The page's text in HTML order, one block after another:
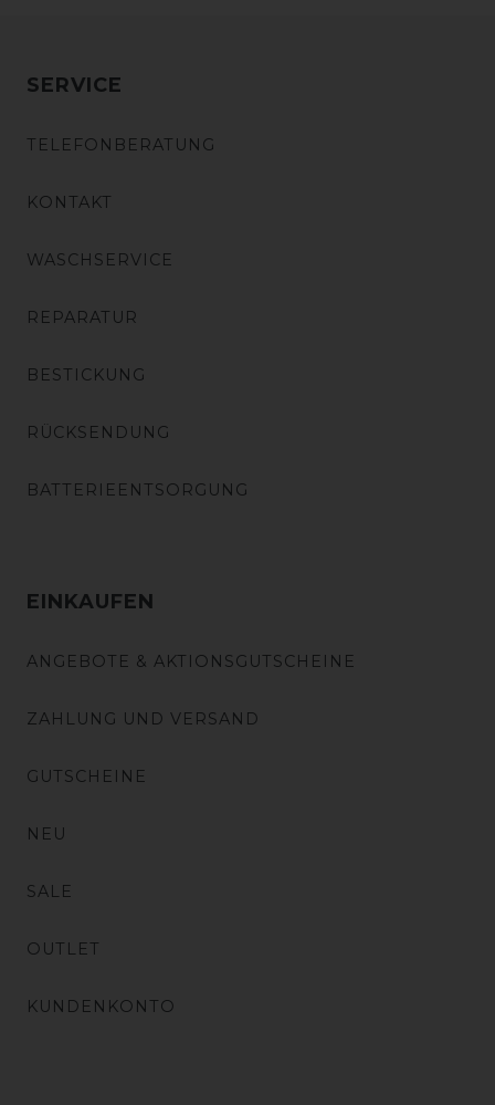
SERVICE
TELEFONBERATUNG
KONTAKT
WASCHSERVICE
REPARATUR
BESTICKUNG
RÜCKSENDUNG
BATTERIEENTSORGUNG
EINKAUFEN
ANGEBOTE & AKTIONSGUTSCHEINE
ZAHLUNG UND VERSAND
GUTSCHEINE
NEU
SALE
OUTLET
KUNDENKONTO